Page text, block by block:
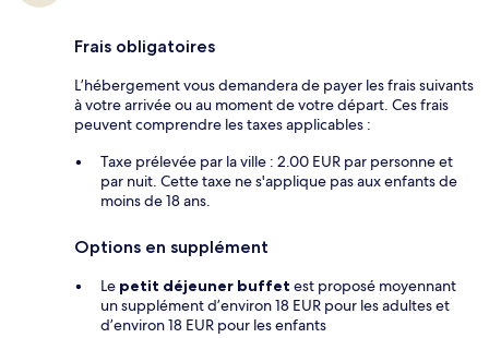
Frais obligatoires
L’hébergement vous demandera de payer les frais suivants
à votre arrivée ou au moment de votre départ. Ces frais
peuvent comprendre les taxes applicables :
Taxe prélevée par la ville : 2.00 EUR par personne et
par nuit. Cette taxe ne s'applique pas aux enfants de
moins de 18 ans.
Options en supplément
Le petit déjeuner buffet est proposé moyennant
un supplément d’environ 18 EUR pour les adultes et
d’environ 18 EUR pour les enfants